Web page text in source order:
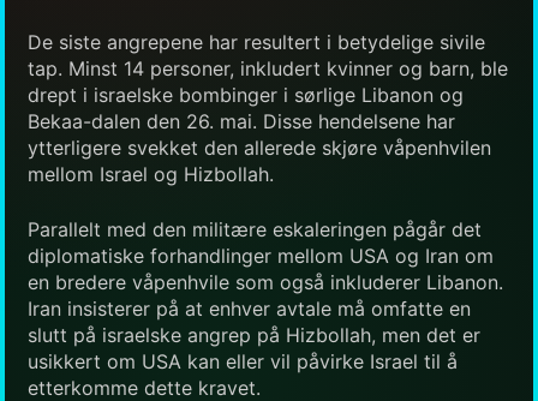
De siste angrepene har resultert i betydelige sivile
tap. Minst 14 personer, inkludert kvinner og barn, ble
drept i israelske bombinger i sørlige Libanon og
Bekaa-dalen den 26. mai. Disse hendelsene har
ytterligere svekket den allerede skjøre våpenhvilen
mellom Israel og Hizbollah.
Parallelt med den militære eskaleringen pågår det
diplomatiske forhandlinger mellom USA og Iran om
en bredere våpenhvile som også inkluderer Libanon.
Iran insisterer på at enhver avtale må omfatte en
slutt på israelske angrep på Hizbollah, men det er
usikkert om USA kan eller vil påvirke Israel til å
etterkomme dette kravet.